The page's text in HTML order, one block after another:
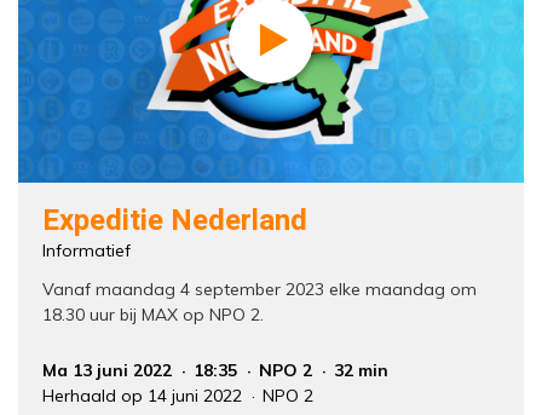
Expeditie Nederland
Informatief
Vanaf maandag 4 september 2023 elke maandag om
18.30 uur bij MAX op NPO 2.
Ma 13 juni 2022 18:35 NPO 2
32 min
Herhaald op 14 juni 2022
NPO 2